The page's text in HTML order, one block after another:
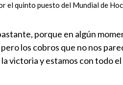
quinto puesto del Mundial de
porque en algún
los cobros que no nos
victoria y estamos con todo